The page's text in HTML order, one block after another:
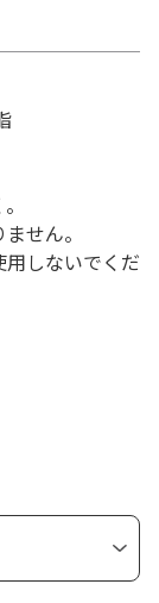
せん。
用しないでくだ